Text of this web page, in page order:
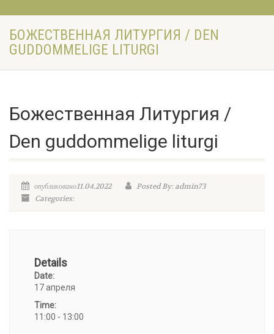
БОЖЕСТВЕННАЯ ЛИТУРГИЯ / DEN
GUDDOMMELIGE LITURGI
Божественная Литургия /
Den guddommelige liturgi
опубликовано11.04.2022
Posted By: admin73
Categories:
Details
Date:
17 апреля
Time:
11:00 - 13:00